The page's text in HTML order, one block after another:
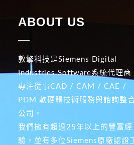
ABOUT US
敦擎科技是Siemens Digital
Industries Software系統代理商
專注從事CAD / CAM / CAE /
PDM 軟硬體技術服務與諮詢整
公司。
我們擁有超過25年以上的豐富經
驗，並有多位Siemens原廠認證